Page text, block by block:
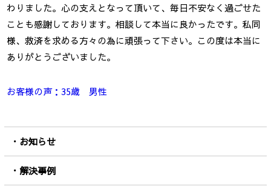
わりました。心の支えとなって頂いて、毎日不安なく過ごせた
ことも感謝しております。相談して本当に良かったです。私同
様、救済を求める方々の為に頑張って下さい。この度は本当に
ありがとうございました。
お客様の声：35歳 男性
お知らせ
解決事例